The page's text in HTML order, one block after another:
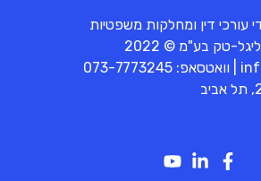
דין ומחלקות משפטיות
טק בע"מ © 2022
| וואטסאפ: 073-7773245